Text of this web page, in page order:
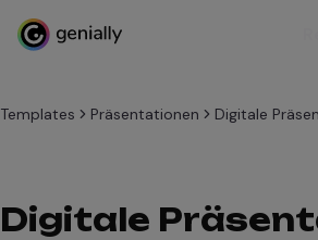
Templates Präsentationen Digitale
Digitale